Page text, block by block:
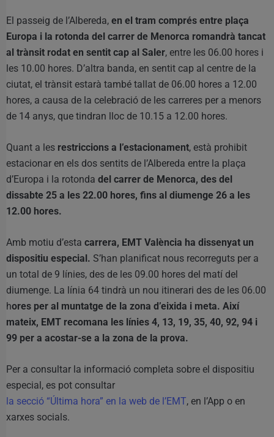
El passeig de l’Albereda, en el tram comprés entre plaça
Europa i la rotonda del carrer de Menorca romandrà tancat
al trànsit rodat en sentit cap al Saler, entre les 06.00 hores i
les 10.00 hores. D’altra banda, en sentit cap al centre de la
ciutat, el trànsit estarà també tallat de 06.00 hores a 12.00
hores, a causa de la celebració de les carreres per a menors
de 14 anys, que tindran lloc de 10.15 a 12.00 hores.
Quant a les restriccions a l’estacionament, està prohibit
estacionar en els dos sentits de l’Albereda entre la plaça
d’Europa i la rotonda del carrer de Menorca, des del
dissabte 25 a les 22.00 hores, fins al diumenge 26 a les
12.00 hores.
Amb motiu d’esta carrera, EMT València ha dissenyat un
dispositiu especial. S’han planificat nous recorreguts per a
un total de 9 línies, des de les 09.00 hores del matí del
diumenge. La línia 64 tindrà un nou itinerari des de les 06.00
hores per al muntatge de la zona d’eixida i meta. Així
mateix, EMT recomana les línies 4, 13, 19, 35, 40, 92, 94 i
99 per a acostar-se a la zona de la prova.
Per a consultar la informació completa sobre el dispositiu
especial, es pot consultar
la secció “Última hora” en la web de l’EMT, en l’App o en
xarxes socials.